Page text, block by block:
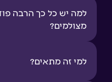
למה יש כל כך הרבה
מצולמים?
למי זה מתאים?